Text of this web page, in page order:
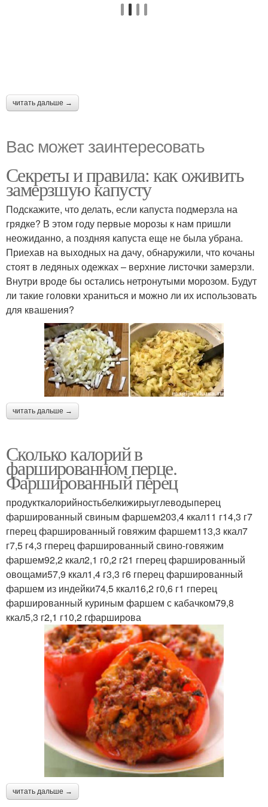
читать дальше →
Вас может заинтересовать
Секреты и правила: как оживить
замерзшую капусту
Подскажите, что делать, если капуста подмерзла на
грядке? В этом году первые морозы к нам пришли
неожиданно, а поздняя капуста еще не была убрана.
Приехав на выходных на дачу, обнаружили, что кочаны
стоят в ледяных одежках – верхние листочки замерзли.
Внутри вроде бы остались нетронутыми морозом. Будут
ли такие головки храниться и можно ли их использовать
для квашения?
читать дальше →
Сколько калорий в
фаршированном перце.
Фаршированный перец
продукткалорийностьбелкижирыуглеводыперец
фаршированный свиным фаршем203,4 ккал11 г14,3 г7
гперец фаршированный говяжим фаршем113,3 ккал7
г7,5 г4,3 гперец фаршированный свино-говяжим
фаршем92,2 ккал2,1 г0,2 г21 гперец фаршированный
овощами57,9 ккал1,4 г3,3 г6 гперец фаршированный
фаршем из индейки74,5 ккал16,2 г0,6 г1 гперец
фаршированный куриным фаршем с кабачком79,8
ккал5,3 г2,1 г10,2 гфарширова
читать дальше →